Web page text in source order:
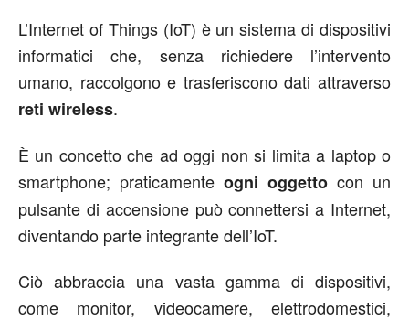
L’Internet of Things (IoT) è un sistema di dispositivi
informatici che, senza richiedere l’intervento
umano, raccolgono e trasferiscono dati attraverso
reti wireless.
È un concetto che ad oggi non si limita a laptop o
smartphone; praticamente ogni oggetto con un
pulsante di accensione può connettersi a Internet,
diventando parte integrante dell’IoT.
Ciò abbraccia una vasta gamma di dispositivi,
come monitor, videocamere, elettrodomestici,